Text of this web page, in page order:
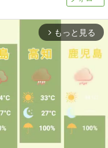
arrow_forward_ios もっと見る